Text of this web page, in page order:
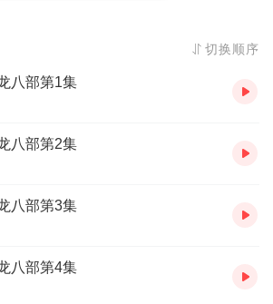
、神话与浓郁东方宗教色彩的小说，这是一
写人的小说。
切换顺序
八部第1集
八部第2集
八部第3集
八部第4集